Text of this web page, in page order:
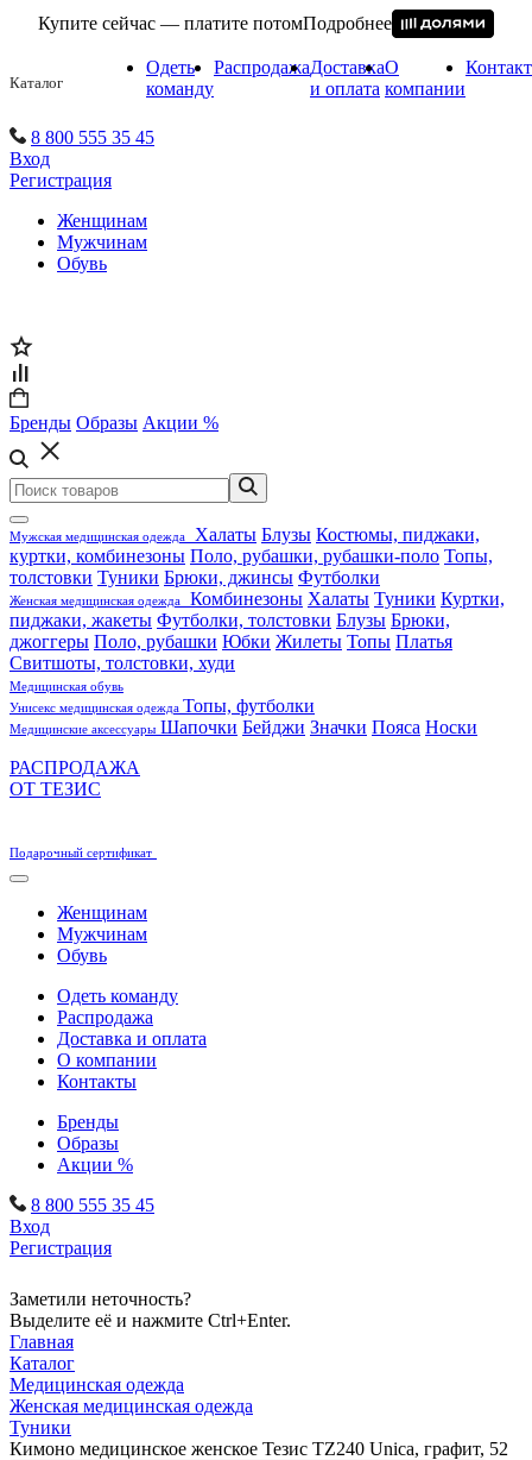
Купите сейчас — платите потомПодробнее
Каталог
Одеть
команду
РаспродажаДоставка
и оплата
О
компании
8 800 555 35 45
Вход
Регистрация
Женщинам
Мужчинам
Обувь
Бренды Образы Акции %
Мужская медицинская одежда Халаты Блузы Костюмы, пиджаки,
куртки, комбинезоны Поло, рубашки, рубашки-поло Топы,
толстовки Туники Брюки, джинсы Футболки
Женская медицинская одежда Комбинезоны Халаты Туники Куртки,
пиджаки, жакеты Футболки, толстовки Блузы Брюки,
джоггеры Поло, рубашки Юбки Жилеты Топы Платья
Свитшоты, толстовки, худи
Медицинская обувь
Унисекс медицинская одежда Топы, футболки
Медицинские аксессуары Шапочки Бейджи Значки Пояса Носки
РАСПРОДАЖА
ОТ ТЕЗИС
Подарочный сертификат
Женщинам
Мужчинам
Обувь
Одеть команду
Распродажа
Доставка и оплата
О компании
Контакты
Бренды
Образы
Акции %
8 800 555 35 45
Вход
Регистрация
Заметили неточность?
Выделите её и нажмите Ctrl+Enter.
Главная
Каталог
Медицинская одежда
Женская медицинская одежда
Туники
Кимоно медицинское женское Тезис TZ240 Unica, графит, 52